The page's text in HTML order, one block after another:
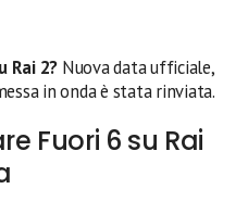
Rai 2? Nuova data ufficiale,
in onda è stata rinviata.
Fuori 6 su Rai